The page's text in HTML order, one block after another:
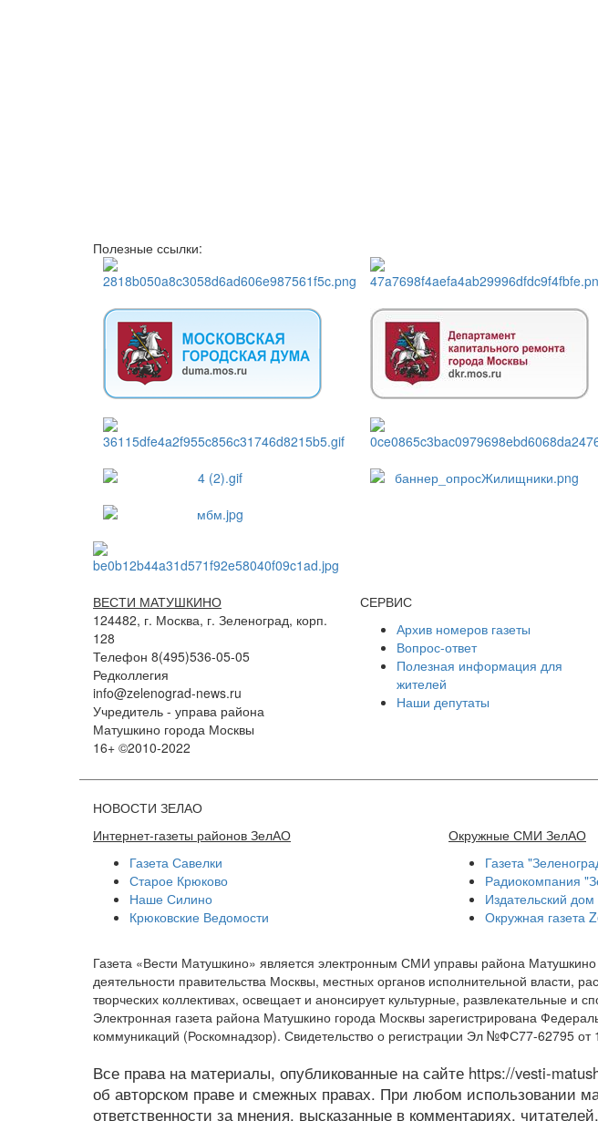
Полезные ссылки:
ВЕСТИ МАТУШКИНО
124482, г. Москва, г. Зеленоград, корп.
128
Телефон 8(495)536-05-05
Редколлегия
info@zelenograd-news.ru
Учредитель - управа района
Матушкино города Москвы
16+ ©2010-2022
СЕРВИС
Архив номеров газеты
Вопрос-ответ
Полезная информация для
жителей
Наши депутаты
НОВОСТИ ЗЕЛАО
Интернет-газеты районов ЗелАО
Газета Савелки
Старое Крюково
Наше Силино
Крюковские Ведомости
Окружные СМИ ЗелАО
Газета
Радиокомпания
Издательский
Окружная газета
Газета «Вести Матушкино» является электронным СМИ управы района
деятельности правительства Москвы, местных органов исполнительной власти,
творческих коллективах, освещает и анонсирует культурные, развлекательные и
Электронная газета района Матушкино города Москвы зарегистрирована
коммуникаций (Роскомнадзор). Свидетельство о регистрации Эл №ФС77-62795 от
Все права на материалы, опубликованные на сайте https://vesti-
об авторском праве и смежных правах. При любом использовании
ответственности за мнения, высказанные в комментариях, читателей.